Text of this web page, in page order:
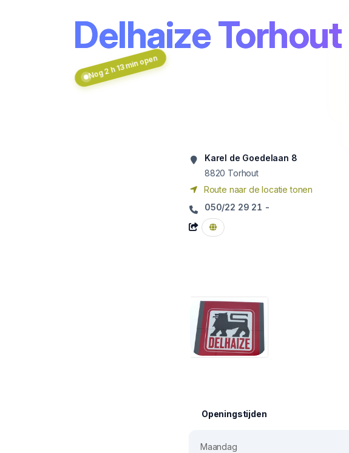
Delhaize Torhout
Nog 2 h 13 min open
Karel de Goedelaan 8
8820 Torhout
Route naar de locatie tonen
050/22 29 21 -
Openingstijden
Maandag